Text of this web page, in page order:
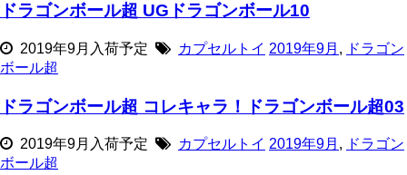
ドラゴンボール超 UGドラゴンボール10
2019年9月入荷予定 カプセルトイ 2019年9月 , ドラゴン
ボール超
ドラゴンボール超 コレキャラ！ドラゴンボール超03
2019年9月入荷予定 カプセルトイ 2019年9月 , ドラゴン
ボール超